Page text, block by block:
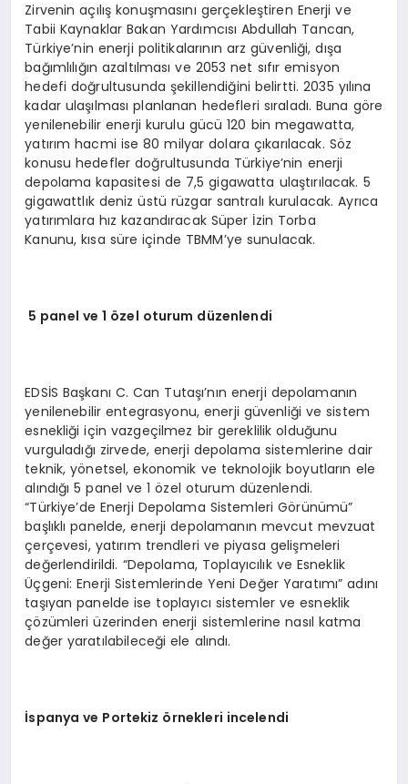
Zirvenin açılış konuşmasını gerçekleştiren Enerji ve
Tabii Kaynaklar Bakan Yardımcısı Abdullah Tancan,
Türkiye’nin enerji politikalarının arz güvenliği, dışa
bağımlılığın azaltılması ve 2053 net sıfır emisyon
hedefi doğrultusunda şekillendiğini belirtti. 2035 yılına
kadar ulaşılması planlanan hedefleri sıraladı. Buna göre
yenilenebilir enerji kurulu gücü 120 bin megawatta,
yatırım hacmi ise 80 milyar dolara çıkarılacak. Söz
konusu hedefler doğrultusunda Türkiye’nin enerji
depolama kapasitesi de 7,5 gigawatta ulaştırılacak. 5
gigawattlık deniz üstü rüzgar santralı kurulacak. Ayrıca
yatırımlara hız kazandıracak Süper İzin Torba
Kanunu, kısa süre içinde TBMM’ye sunulacak.
5 panel ve 1 özel oturum düzenlendi
EDSİS Başkanı C. Can Tutaşı’nın enerji depolamanın
yenilenebilir entegrasyonu, enerji güvenliği ve sistem
esnekliği için vazgeçilmez bir gereklilik olduğunu
vurguladığı zirvede, enerji depolama sistemlerine dair
teknik, yönetsel, ekonomik ve teknolojik boyutların ele
alındığı 5 panel ve 1 özel oturum düzenlendi.
“Türkiye’de Enerji Depolama Sistemleri Görünümü”
başlıklı panelde, enerji depolamanın mevcut mevzuat
çerçevesi, yatırım trendleri ve piyasa gelişmeleri
değerlendirildi. “Depolama, Toplayıcılık ve Esneklik
Üçgeni: Enerji Sistemlerinde Yeni Değer Yaratımı” adını
taşıyan panelde ise toplayıcı sistemler ve esneklik
çözümleri üzerinden enerji sistemlerine nasıl katma
değer yaratılabileceği ele alındı.
İspanya ve Portekiz örnekleri incelendi